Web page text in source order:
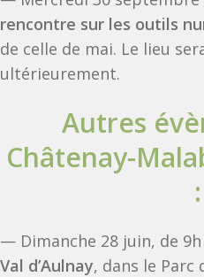
rencontre sur les outils
de celle de mai. Le lieu
ultérieurement.
Autres
Châtenay-
:
— Dimanche 28 juin, de 9h
Val d’Aulnay, dans le Parc